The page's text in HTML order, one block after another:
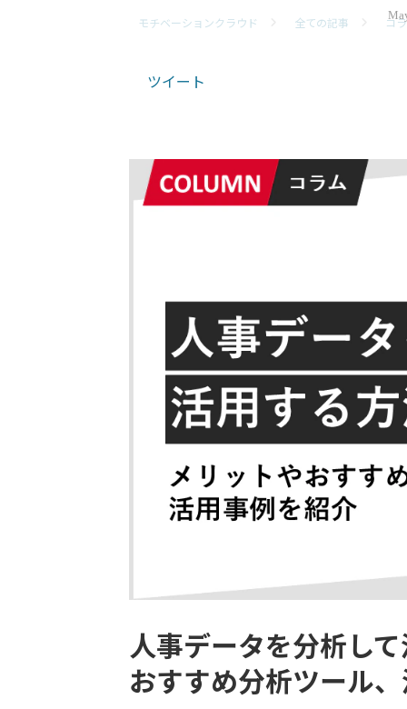
モチベーションクラウド 全ての記事 コ
ツイート
人事データを分析し
おすすめ分析ツール